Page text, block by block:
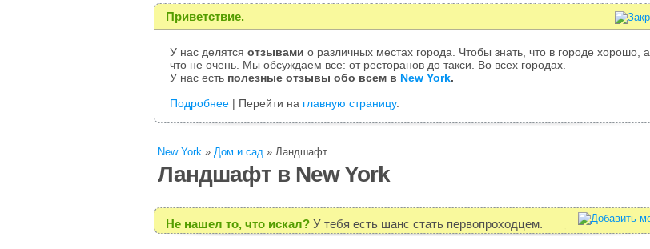
Приветствие.
У нас делятся отзывами о различных местах города. Чтобы знать, что в городе хорошо, а
что не очень. Мы обсуждаем все: от ресторанов до такси. Во всех городах.
У нас есть полезные отзывы обо всем в New York.
Подробнее | Перейти на главную страницу.
New York » Дом и сад » Ландшафт
Ландшафт в New York
Не нашел то, что искал? У тебя есть шанс стать первопроходцем.